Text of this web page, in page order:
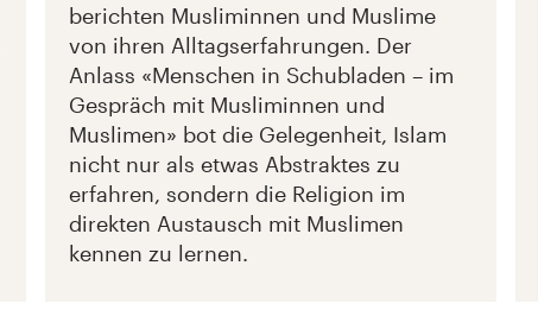
berichten Musliminnen und Muslime
von ihren Alltagserfahrungen. Der
Anlass «Menschen in Schubladen – im
Gespräch mit Musliminnen und
Muslimen» bot die Gelegenheit, Islam
nicht nur als etwas Abstraktes zu
erfahren, sondern die Religion im
direkten Austausch mit Muslimen
kennen zu lernen.